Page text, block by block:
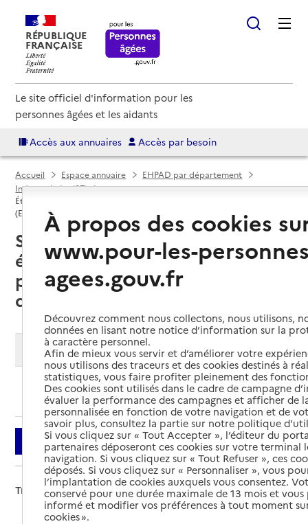
RÉPUBLIQUE
FRANÇAISE
Le site officiel d'information pour les
personnes âgées et les aidants
Accès aux annuaires Accès par besoin
Accueil Espace annuaire
EHPAD par département
Indre-et-Loire (37)
Établissement d'hébergement pour personnes âgées dépendantes
(EHPAD)
Semblançay (37360) : liste des
établissements d'hébergement
pour personnes âgées
dépendantes (EHPAD)
Modifier ma recherche
Ajouter cette recherche aux favoris
Filtrer
Trier par :
À propos des cookies
www.pour-les-
agees.gouv.fr
Découvrez comment nous collectons, nous utilisons,
données en lisant notre notice d’information sur la
à caractère personnel.
Afin de mieux vous servir et d’améliorer votre
nous utilisons des traceurs et des cookies destinés à
statistiques, vous faire profiter pleinement des
Des cookies sont utilisés dans le cadre de campagne
évaluer la performance des campagnes et afficher de
personnalisée en fonction de votre navigation et de
savoir plus, consultez la partie sur notre politique
Si vous cliquez sur « Tout Accepter », l’éditeur du
partenaires déposeront ces cookies sur votre terminal
navigation. Si vous cliquez sur « Tout Refuser », ces
déposés. Si vous cliquez sur « Personnaliser », vous
l’implantation de cookies auxquels vous consentez.
conservé pour une durée maximale de 13 mois et
informé et modifier vos préférences à tout moment
cookies ».